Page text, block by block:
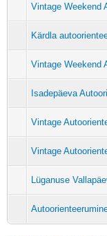
Vintage Weekend
Kärdla
Vintage Weekend
Isadepäeva
Vintage
Vintage
Lüganuse